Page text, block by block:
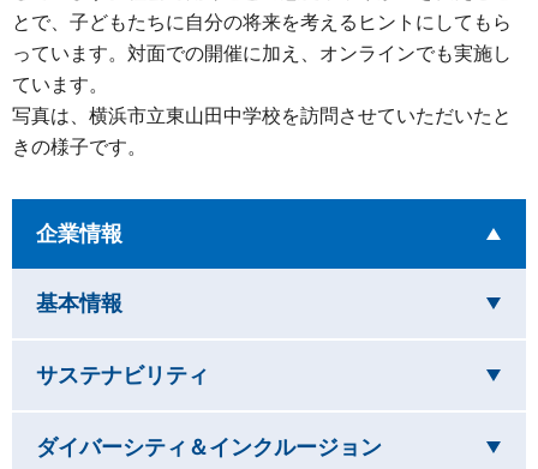
とで、子どもたちに自分の将来を考えるヒントにしてもら
っています。対面での開催に加え、オンラインでも実施し
ています。
写真は、横浜市立東山田中学校を訪問させていただいたと
きの様子です。
企業情報
基本情報
サステナビリティ
ダイバーシティ＆インクルージョンを閉じています